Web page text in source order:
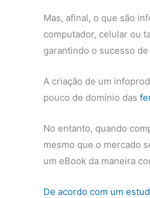
Mas, afinal, o que são
computador, celular ou
garantindo o sucesso
A criação de um
pouco de domínio das
No entanto, quando
mesmo que o mercado
um eBook da maneira
De acordo com um